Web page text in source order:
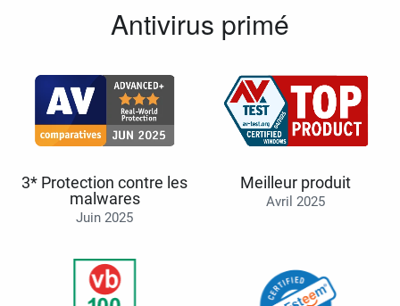
Antivirus primé
3* Protection contre les
malwares
Juin 2025
Meilleur produit
Avril 2025